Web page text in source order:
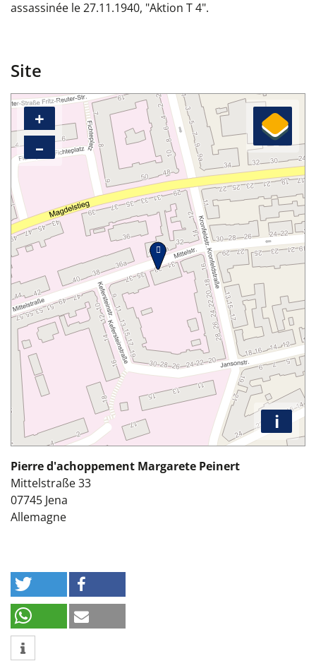
assassinée le 27.11.1940, "Aktion T 4".
Site
+
–
i
Pierre d'achoppement Margarete Peinert
Mittelstraße 33
07745 Jena
Allemagne